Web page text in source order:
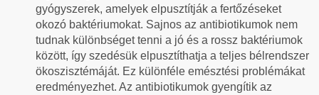
gyógyszerek, amelyek elpusztítják a fertőzéseket
okozó baktériumokat. Sajnos az antibiotikumok nem
tudnak különbséget tenni a jó és a rossz baktériumok
között, így szedésük elpusztíthatja a teljes bélrendszer
ökoszisztémáját. Ez különféle emésztési problémákat
eredményezhet. Az antibiotikumok gyengítik az